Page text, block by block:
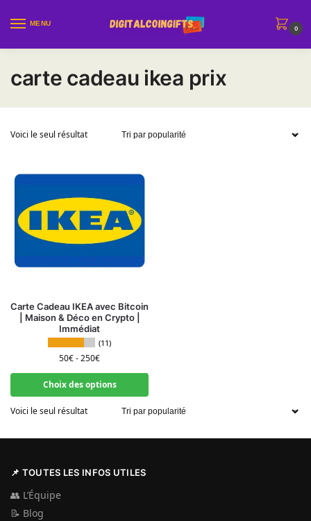
MENU
0
carte cadeau ikea prix
Voici le seul résultat
Carte Cadeau IKEA avec Bitcoin
| Maison & Déco en Crypto |
Immédiat
(11)
50€-250€
Choix des options
Ce produit a plusieurs variations. Les options peuvent être
Voici le seul résultat
📌 TOUTES LES INFOS UTILES
👥 L’Équipe
📝 Blog